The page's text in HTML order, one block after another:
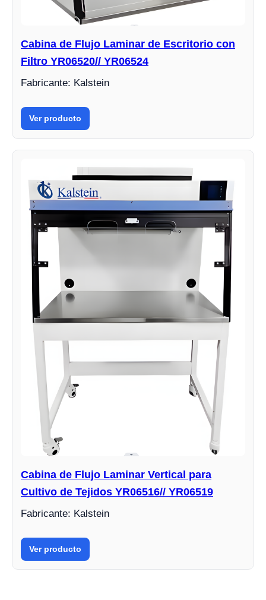
Cabina de Flujo Laminar de Escritorio con
Filtro YR06520// YR06524
Fabricante: Kalstein
Ver producto
Cabina de Flujo Laminar Vertical para
Cultivo de Tejidos YR06516// YR06519
Fabricante: Kalstein
Ver producto